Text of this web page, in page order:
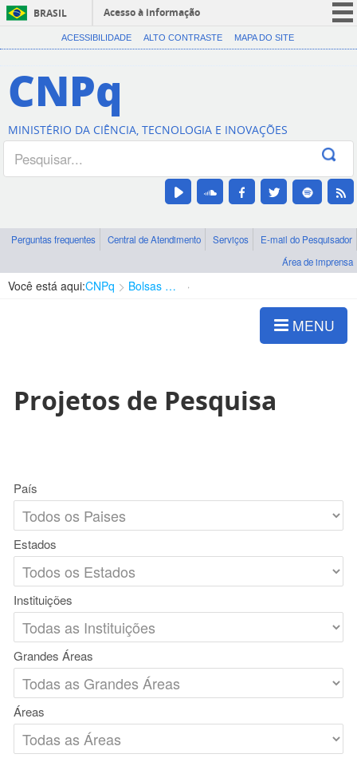
BRASIL
Acesso à informação
CORONAVÍRUS (COVID-19)
Canais
ACESSIBILIDADE ALTO CONTRASTE MAPA DO SITE
CNPq
MINISTÉRIO DA CIÊNCIA, TECNOLOGIA E INOVAÇÕES
Perguntas frequentes Central de Atendimento Serviços
E-mail do Pesquisador
Área de imprensa
Você está aqui:CNPq Bolsas e Auxílios Vigentes
MENU
Projetos de Pesquisa
País
Estados
Instituições
Grandes Áreas
Áreas